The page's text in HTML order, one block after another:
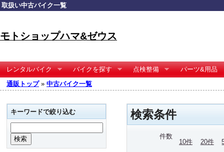
取扱い中古バイク一覧
モトショップハマ&ゼウス
レンタルバイク バイクを探す 点検整備
パーツ&用品
通販トップ» 中古バイク一覧
検索条件
件数
10件 20件
キーワードで絞り込む